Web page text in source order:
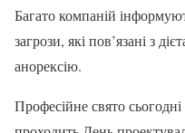
Багато компаній
загрози, які пов’язані з
анорексію.
Професійне свято сьогодні